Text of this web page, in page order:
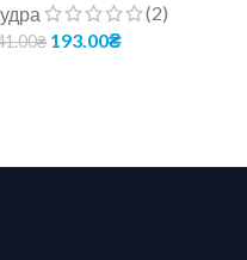
(2)
₴ 193.00₴